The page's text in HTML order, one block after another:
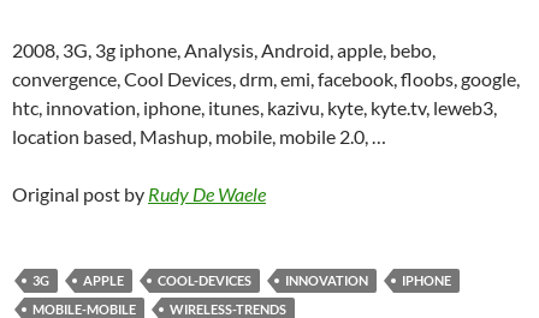
2008, 3G, 3g iphone, Analysis, Android, apple, bebo,
convergence, Cool Devices, drm, emi, facebook, floobs, google,
htc, innovation, iphone, itunes, kazivu, kyte, kyte.tv, leweb3,
location based, Mashup, mobile, mobile 2.0, …
Original post by Rudy De Waele
3G APPLE COOL-DEVICES INNOVATION
IPHONE
MOBILE-MOBILE
WIRELESS-TRENDS